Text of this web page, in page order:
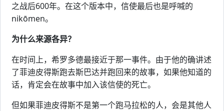
之战后600年。在这个版本中，信使最后也是呼喊的
nikōmen。
为什么来源各异？
在时间上，希罗多德最接近于那一事件。由于他的确讲述
了菲迪皮得斯跑去斯巴达并跑回来的故事，如果他知道的
话，肯定会在故事中加入该信使的死亡。
但如果菲迪皮得斯不是第一个跑马拉松的人，会是其他人